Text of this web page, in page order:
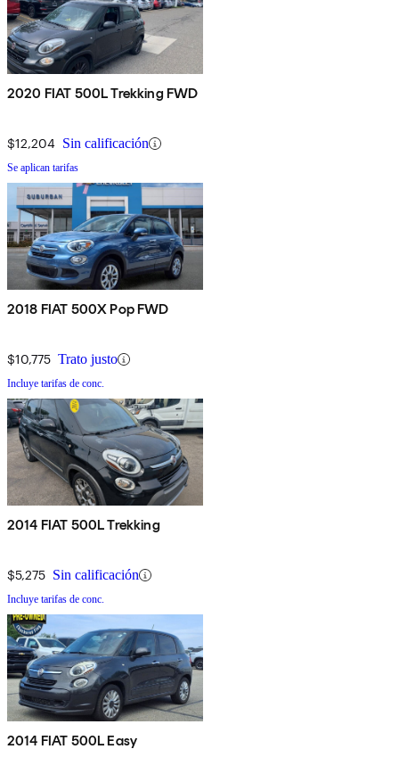
2020 FIAT 500L Trekking FWD
$12,204 Sin calificación
Se aplican tarifas
2018 FIAT 500X Pop FWD
$10,775 Trato justo
Incluye tarifas de conc.
2014 FIAT 500L Trekking
$5,275 Sin calificación
Incluye tarifas de conc.
2014 FIAT 500L Easy